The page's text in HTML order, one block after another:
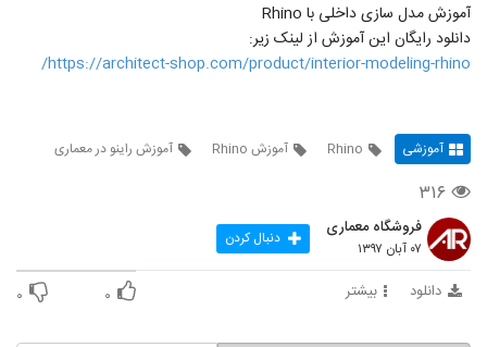
آموزش مدل سازی داخلی با Rhino
دانلود رایگان این آموزش از لینک زیر:
https://architect-shop.com/product/interior-modeling-rhino/
آموزشی Rhino آموزش Rhino آموزش راینو در معماری
۳۱۶
فروشگاه معماری
۰۷ آبان ۱۳۹۷ دنبال کردن
دانلود بیشتر ۰ ۰